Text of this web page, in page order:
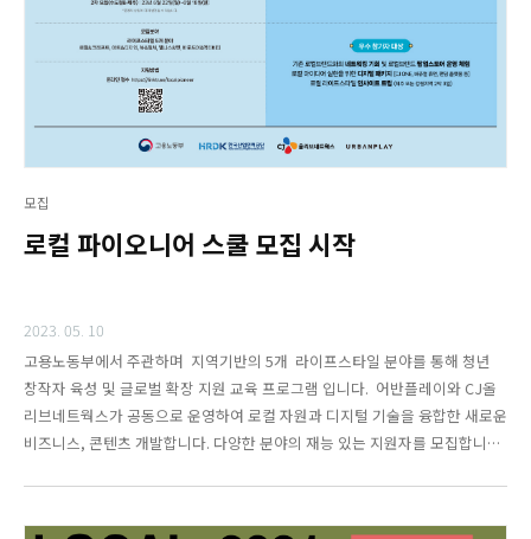
모집
로컬 파이오니어 스쿨 모집 시작
2023. 05. 10
고용노동부에서 주관하며 지역기반의 5개 라이프스타일 분야를 통해 청년
창작자 육성 및 글로벌 확장 지원 교육 프로그램 입니다. 어반플레이와 CJ올
리브네트웍스가 공동으로 운영하여 로컬 자원과 디지털 기술을 융합한 새로운
비즈니스, 콘텐츠 개발합니다. 다양한 분야의 재능 있는 지원자를 모집합니